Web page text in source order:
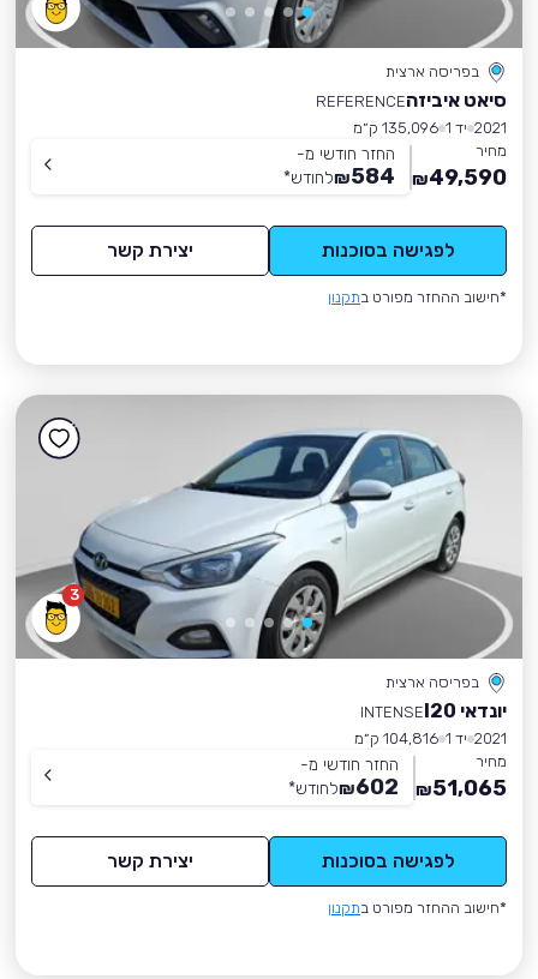
בפריסה ארצית
סיאט איביזהREFERENCE
2021 יד 1
135,096 ק״מ
מחיר
49,590
₪
החזר חודשי מ-
584
₪לחודש*
לפגישה בסוכנות יצירת קשר
*חישוב ההחזר מפורט בתקנון
3
בפריסה ארצית
יונדאי I20
INTENSE
2021 יד 1
104,816 ק״מ
מחיר
51,065
₪
החזר חודשי מ-
602
₪לחודש*
לפגישה בסוכנות יצירת קשר
*חישוב ההחזר מפורט בתקנון